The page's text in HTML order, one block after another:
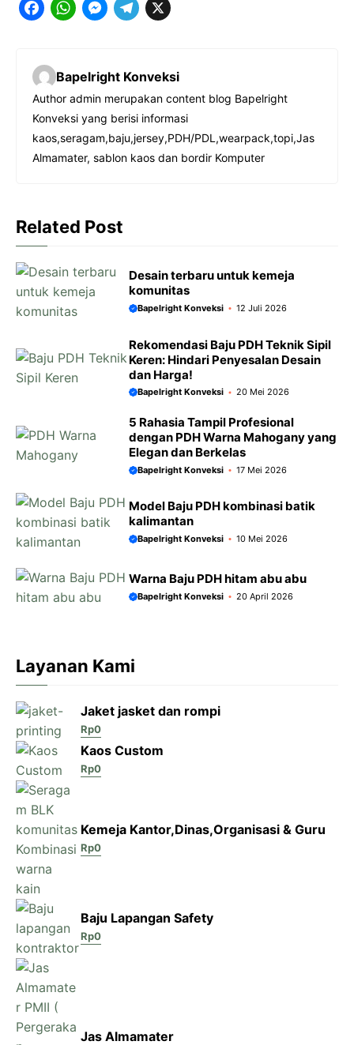
F
c
e
b
o
o
W
t
s
A
p
M
s
e
n
g
r
T
e
g
r
a
X
Bapelright Konveksi
Author admin merupakan content blog Bapelright
Konveksi yang berisi informasi
kaos,seragam,baju,jersey,PDH/PDL,wearpack,topi,Jas
Almamater, sablon kaos dan bordir Komputer
Related Post
Desain terbaru untuk kemeja
komunitas
Bapelright Konveksi 12 Juli 2026
Rekomendasi Baju PDH Teknik Sipil
Keren: Hindari Penyesalan Desain
dan Harga!
Bapelright Konveksi 20 Mei 2026
5 Rahasia Tampil Profesional
dengan PDH Warna Mahogany yang
Elegan dan Berkelas
Bapelright Konveksi 17 Mei 2026
Model Baju PDH kombinasi batik
kalimantan
Bapelright Konveksi 10 Mei 2026
Warna Baju PDH hitam abu abu
Bapelright Konveksi 20 April 2026
Layanan Kami
Jaket jasket dan rompi
Rp0
Kaos Custom
Rp0
Kemeja Kantor,Dinas,Organisasi & Guru
Rp0
Baju Lapangan Safety
Rp0
Jas Almamater